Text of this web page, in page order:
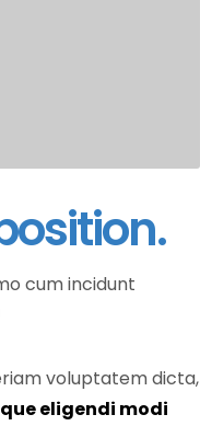
cum incidunt
voluptatem dicta,
eligendi modi